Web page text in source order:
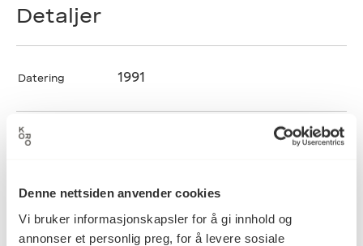
Denne nettsiden anvender cookies
Vi bruker informasjonskapsler for å gi innhold og
annonser et personlig preg, for å levere sosiale
Detaljer
Datering 1991
Kunstner